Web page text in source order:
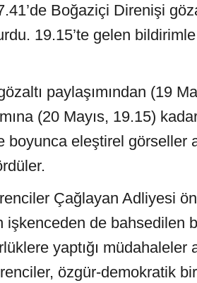
Boğaziçi Direnişi
19.15’te gelen
paylaşımından (19
(20 Mayıs, 19.15)
eleştirel görseller
Çağlayan Adliyesi
de bahsedilen
yaptığı
özgür-demokratik